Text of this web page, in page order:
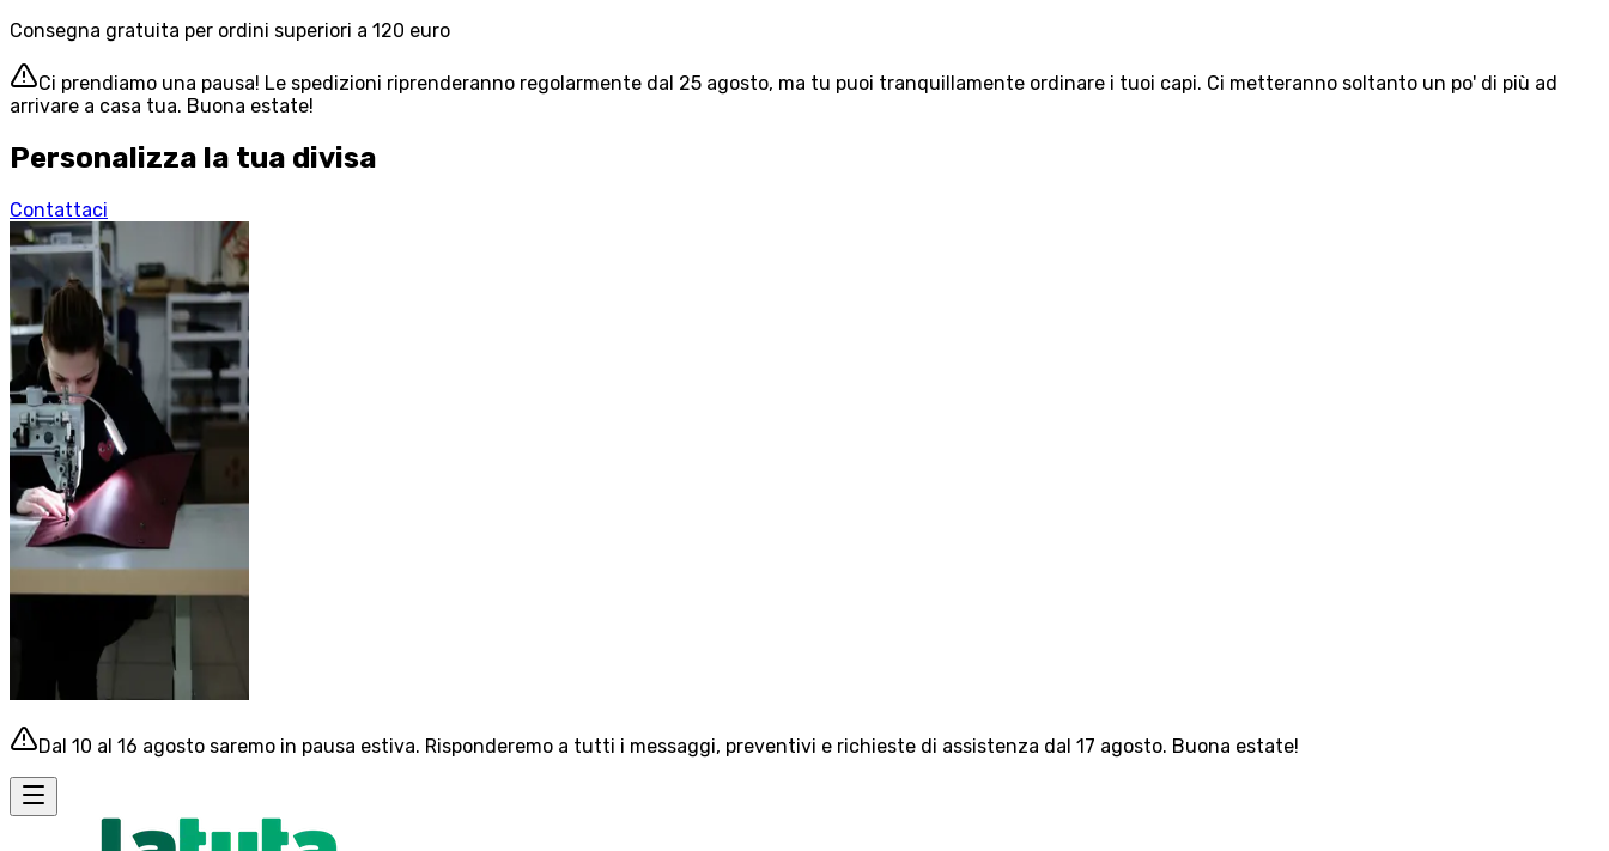
Consegna gratuita per ordini superiori a 120 euro
Ci prendiamo una pausa! Le spedizioni riprenderanno regolarmente dal 25 agosto, ma tu puoi tranquillamente ordinare i tuoi capi. Ci metteranno soltanto un po' di più ad
arrivare a casa tua. Buona estate!
Personalizza la tua divisa
Contattaci
Dal 10 al 16 agosto saremo in pausa estiva. Risponderemo a tutti i messaggi, preventivi e richieste di assistenza dal 17 agosto. Buona estate!